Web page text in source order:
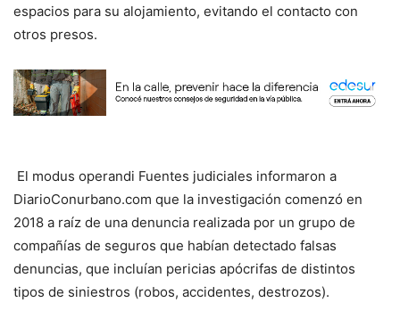
espacios para su alojamiento, evitando el contacto con
otros presos.
El modus operandi Fuentes judiciales informaron a
DiarioConurbano.com que la investigación comenzó en
2018 a raíz de una denuncia realizada por un grupo de
compañías de seguros que habían detectado falsas
denuncias, que incluían pericias apócrifas de distintos
tipos de siniestros (robos, accidentes, destrozos).